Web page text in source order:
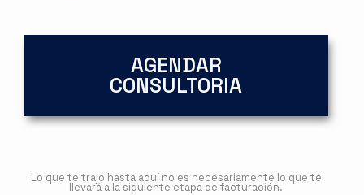
AGENDAR
CONSULTORIA
Lo que te trajo hasta aquí no es necesariamente lo que te
llevará a la siguiente etapa de facturación.